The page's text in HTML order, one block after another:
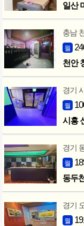
일산
충남
월
천안
경기
월
시흥
경기
월
동두
경기
월